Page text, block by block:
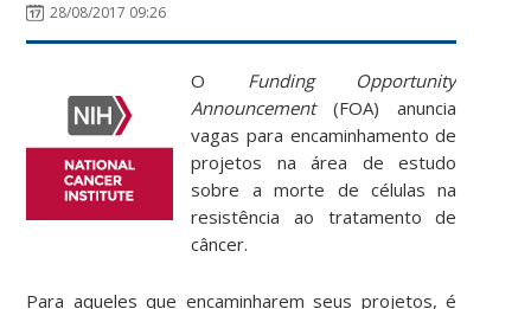
28/08/2017 09:26
O Funding Opportunity
Announcement(FOA) anuncia
vagas para encaminhamento de
projetos na área de estudo
sobre a morte de células na
resistência ao tratamento de
câncer.
Para aqueles que encaminharem seus projetos, é